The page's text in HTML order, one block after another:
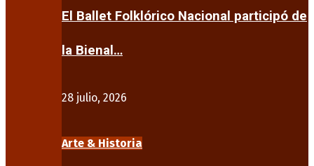
El Ballet Folklórico Nacional participó de
la Bienal…
28 julio, 2026
Arte & Historia